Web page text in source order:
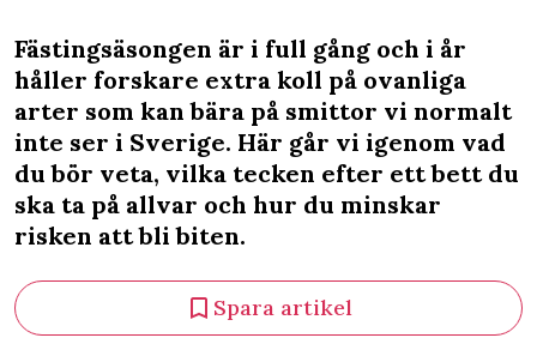
Fästingsäsongen är i full gång och i år
håller forskare extra koll på ovanliga
arter som kan bära på smittor vi normalt
inte ser i Sverige. Här går vi igenom vad
du bör veta, vilka tecken efter ett bett du
ska ta på allvar och hur du minskar
risken att bli biten.
Spara artikel